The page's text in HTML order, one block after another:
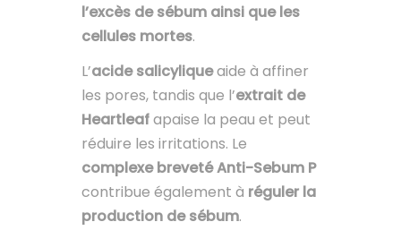
l’excès de sébum ainsi que les
cellules mortes.
L’acide salicyliqueaide à affiner
les pores, tandis que l’extrait de
Heartleafapaise la peau et peut
réduire les irritations. Le
complexe breveté Anti-Sebum P
contribue également à réguler la
production de sébum.